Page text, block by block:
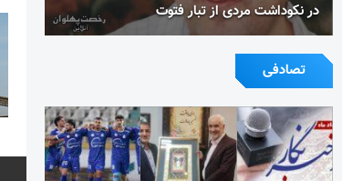
در نکوداشت مردی از تبار فتوت
تصادفی